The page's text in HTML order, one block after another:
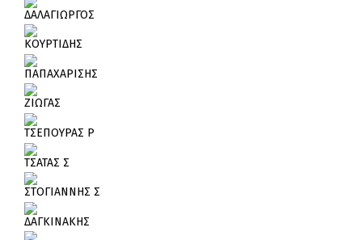
ΔΑΛΑΓΙΩΡΓΟΣ
ΚΟΥΡΤΙΔΗΣ
ΠΑΠΑΧΑΡΙΣΗΣ
ΖΙΩΓΑΣ
ΤΣΕΠΟΥΡΑΣ Ρ
ΤΣΑΤΑΣ Σ
ΣΤΟΓΙΑΝΝΗΣ Σ
ΔΑΓΚΙΝΑΚΗΣ